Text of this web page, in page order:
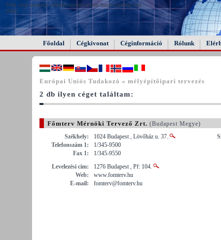
FAIL (the browser should render some flash content, not
this).
Főoldal Cégkivonat Céginformáció Rólunk
Európai Uniós Tudakozó « mélyépítőipari tervezés
2 db ilyen céget találtam:
Főmterv Mérnöki Tervező Zrt. (Budapest Megye)
Székhely:
1024 Budapest , Lövőház u. 37.
Telefonszám 1:
1/345-9500
Fax 1:
1/345-9550
Levelezési cím:
1276 Budapest , Pf: 104.
Web:
www.fomterv.hu
E-mail:
fomterv@fomterv.hu